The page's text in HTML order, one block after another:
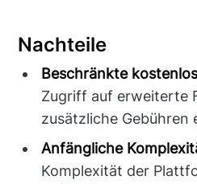
Nachteile
Beschränkte
Zugriff auf erweiterte
zusätzliche Gebühren
Anfängliche
Komplexität der